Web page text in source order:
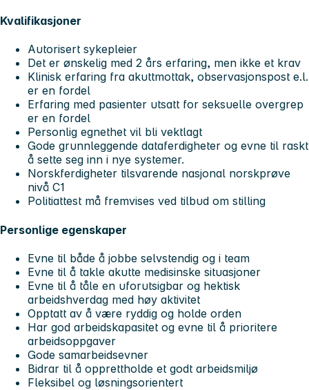
Kvalifikasjoner
Autorisert sykepleier
Det er ønskelig med 2 års erfaring, men ikke et krav
Klinisk erfaring fra akuttmottak, observasjonspost e.l.
er en fordel
Erfaring med pasienter utsatt for seksuelle overgrep
er en fordel
Personlig egnethet vil bli vektlagt
Gode grunnleggende dataferdigheter og evne til raskt
å sette seg inn i nye systemer.
Norskferdigheter tilsvarende nasjonal norskprøve
nivå C1
Politiattest må fremvises ved tilbud om stilling
Personlige egenskaper
Evne til både å jobbe selvstendig og i team
Evne til å takle akutte medisinske situasjoner
Evne til å tåle en uforutsigbar og hektisk
arbeidshverdag med høy aktivitet
Opptatt av å være ryddig og holde orden
Har god arbeidskapasitet og evne til å prioritere
arbeidsoppgaver
Gode samarbeidsevner
Bidrar til å opprettholde et godt arbeidsmiljø
Fleksibel og løsningsorientert